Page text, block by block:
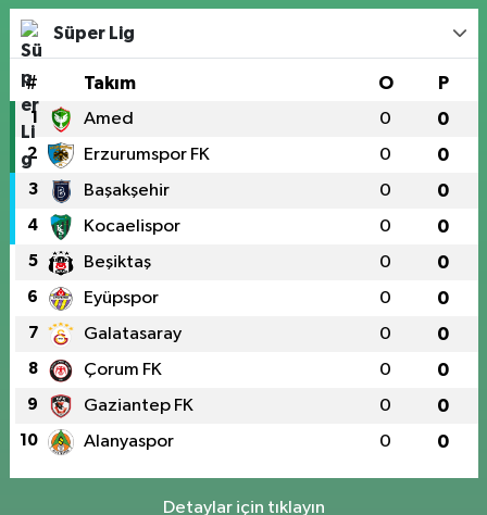
Süper Lig
# Takım O P
1 Amed 0 0
2 Erzurumspor FK 0 0
3 Başakşehir 0 0
4 Kocaelispor 0 0
5 Beşiktaş 0 0
6 Eyüpspor 0 0
7 Galatasaray 0 0
8 Çorum FK 0 0
9 Gaziantep FK 0 0
10 Alanyaspor 0 0
Detaylar için tıklayın